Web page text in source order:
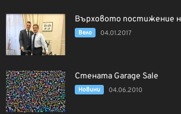
Върховото постижение
Вело 04.01.2017
Стената Garage Sale
Новини 04.06.2010